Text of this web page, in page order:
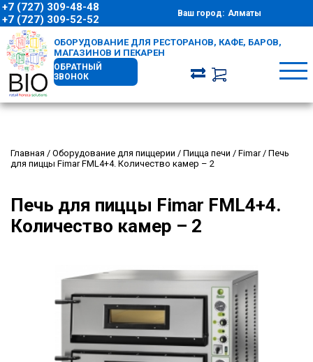
+7 (727) 309-48-48
+7 (727) 309-52-52
Ваш город: Алматы
ОБОРУДОВАНИЕ ДЛЯ РЕСТОРАНОВ, КАФЕ, БАРОВ,
МАГАЗИНОВ И ПЕКАРЕН
ОБРАТНЫЙ
ЗВОНОК
Главная / Оборудование для пиццерии / Пицца печи / Fimar / Печь
для пиццы Fimar FML4+4. Количество камер – 2
Печь для пиццы Fimar FML4+4.
Количество камер – 2